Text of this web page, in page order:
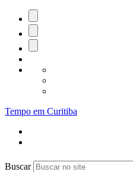
Tempo em Curitiba
Buscar